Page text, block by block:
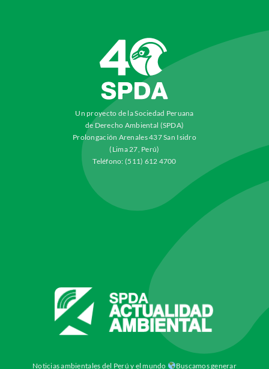
Un proyecto de la Sociedad Peruana
de Derecho Ambiental (SPDA)
Prolongación Arenales 437 San Isidro
(Lima 27, Perú)
Teléfono: (511) 612 4700
Noticias ambientales del Perú y el mundo Buscamos generar